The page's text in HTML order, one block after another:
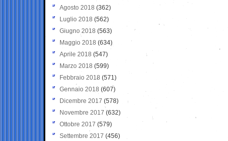
Agosto 2018 (362)
Luglio 2018 (562)
Giugno 2018 (563)
Maggio 2018 (634)
Aprile 2018 (547)
Marzo 2018 (599)
Febbraio 2018 (571)
Gennaio 2018 (607)
Dicembre 2017 (578)
Novembre 2017 (632)
Ottobre 2017 (579)
Settembre 2017 (456)